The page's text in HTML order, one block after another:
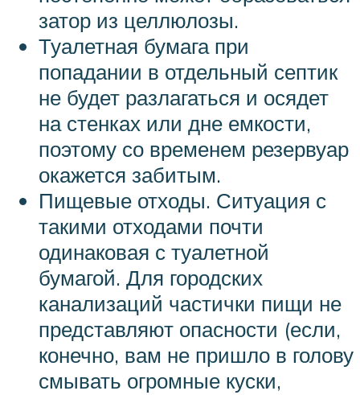
затор из целлюлозы.
Туалетная бумага при
попадании в отдельный септик
не будет разлагаться и осядет
на стенках или дне емкости,
поэтому со временем резервуар
окажется забитым.
Пищевые отходы. Ситуация с
такими отходами почти
одинаковая с туалетной
бумагой. Для городских
канализаций частички пищи не
представляют опасности (если,
конечно, вам не пришло в голову
смывать огромные куски,